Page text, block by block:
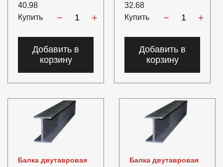
40.98
Купить
− +
Добавить в
корзину
32.68
Купить
− +
Добавить в
корзину
Балка двутавровая
Балка двутавровая